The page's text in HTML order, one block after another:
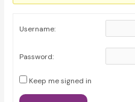
Username:
Password:
Keep me signed in